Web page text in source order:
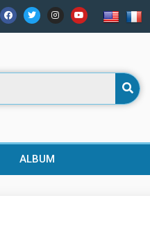
/07 Numérique, fintech,
ALBUM